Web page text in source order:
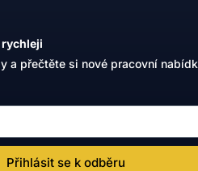
rychleji
a přečtěte si nové pracovní
Přihlásit se k odběru